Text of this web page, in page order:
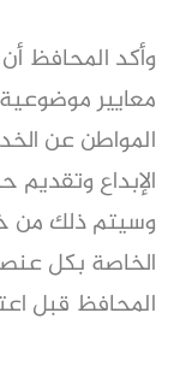
وأكد المحافظ
معايير
المواطن عن
الإبداع
وسيتم ذلك من
الخاصة بكل
المحافظ قبل